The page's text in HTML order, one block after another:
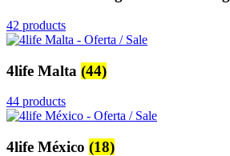
42 products
4life Malta (44)
44 products
4life México (18)